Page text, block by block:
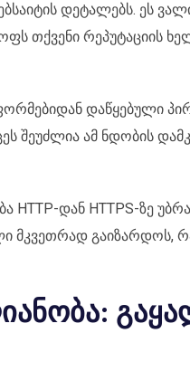
დეტალებს. ეს
თქვენი რეპუტაციის
დაწყებული
შეუძლია ამ ნდობის
HTTP-დან HTTPS-ზე
მკვეთრად გაიზარდოს,